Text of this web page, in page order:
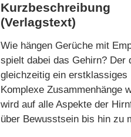
Kurzbeschreibung
(Verlagstext)
Wie hängen Gerüche mit
spielt dabei das Gehirn?
gleichzeitig ein erstklassiges
Komplexe Zusammenhänge
wird auf alle Aspekte der
über Bewusstsein bis hin zu